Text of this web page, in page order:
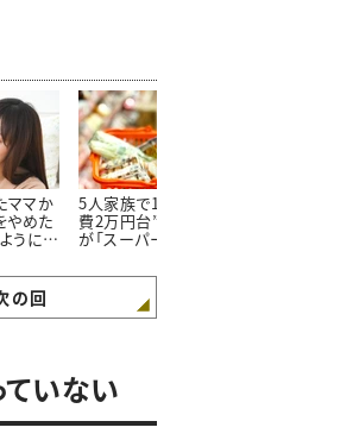
ママか
やめた
うにな
5人家族で1か月の“食
費2万円台”。そんな私
が「スーパーで買わない
の回
いない